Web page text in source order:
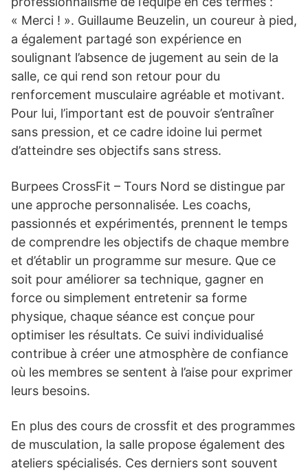
« Merci ! ». Guillaume Beuzelin, un coureur à pied,
a également partagé son expérience en
soulignant l’absence de jugement au sein de la
salle, ce qui rend son retour pour du
renforcement musculaire agréable et motivant.
Pour lui, l’important est de pouvoir s’entraîner
sans pression, et ce cadre idoine lui permet
d’atteindre ses objectifs sans stress.
Burpees CrossFit – Tours Nord se distingue par
une approche personnalisée. Les coachs,
passionnés et expérimentés, prennent le temps
de comprendre les objectifs de chaque membre
et d’établir un programme sur mesure. Que ce
soit pour améliorer sa technique, gagner en
force ou simplement entretenir sa forme
physique, chaque séance est conçue pour
optimiser les résultats. Ce suivi individualisé
contribue à créer une atmosphère de confiance
où les membres se sentent à l’aise pour exprimer
leurs besoins.
En plus des cours de crossfit et des programmes
de musculation, la salle propose également des
ateliers spécialisés. Ces derniers sont souvent